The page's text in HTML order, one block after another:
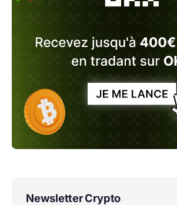
Newsletter Crypto